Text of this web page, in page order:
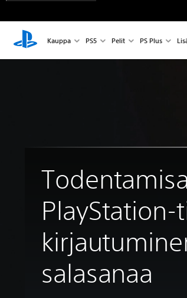
Kauppa PS5 Pelit PS Plus
PlayStation-
salasanaa